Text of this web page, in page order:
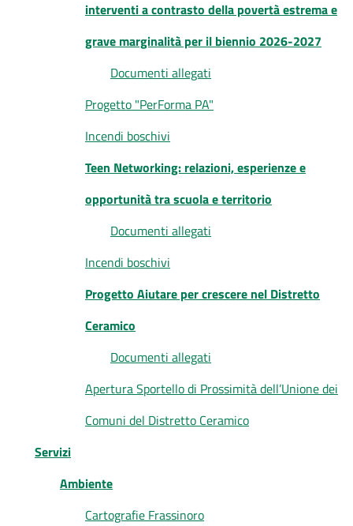
interventi a contrasto della povertà estrema e
grave marginalità per il biennio 2026-2027
Documenti allegati
Progetto "PerForma PA"
Incendi boschivi
Teen Networking: relazioni, esperienze e
opportunità tra scuola e territorio
Documenti allegati
Incendi boschivi
Progetto Aiutare per crescere nel Distretto
Ceramico
Documenti allegati
Apertura Sportello di Prossimità dell’Unione dei
Comuni del Distretto Ceramico
Servizi
Ambiente
Cartografie Frassinoro